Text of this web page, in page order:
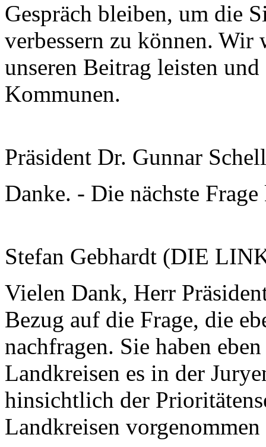
Gespräch bleiben, um die
verbessern zu können.
unseren Beitrag leisten
Kommunen.
Präsident Dr. Gunnar
Danke. - Die nächste
Stefan Gebhardt (DIE
Vielen Dank, Herr
Bezug auf die Frage, die
nachfragen. Sie haben
Landkreisen es in der
hinsichtlich der
Landkreisen